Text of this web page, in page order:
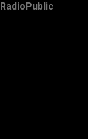
RadioPublic